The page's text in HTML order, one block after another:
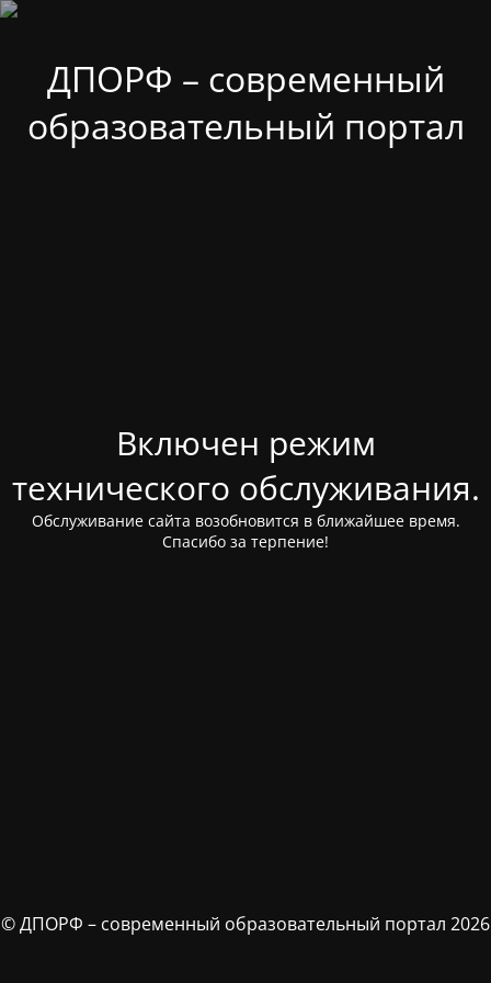
ДПОРФ – современный
образовательный портал
Включен режим
технического обслуживания.
Обслуживание сайта возобновится в ближайшее время.
Спасибо за терпение!
© ДПОРФ – современный образовательный портал 2026